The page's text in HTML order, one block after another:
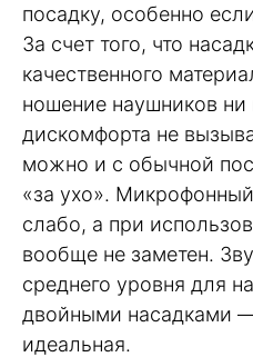
посадку, особенно
За счет того, что
качественного
ношение наушников
дискомфорта не
можно и с обычной
«за ухо».
слабо, а при
вообще не заметен.
среднего уровня для
двойными насадками
идеальная.